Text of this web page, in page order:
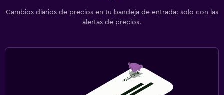
Cambios diarios de precios en tu bandeja de entrada: solo con las
alertas de precios.